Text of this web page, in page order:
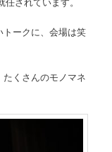
ークに、会場は笑
くさんのモノマネ